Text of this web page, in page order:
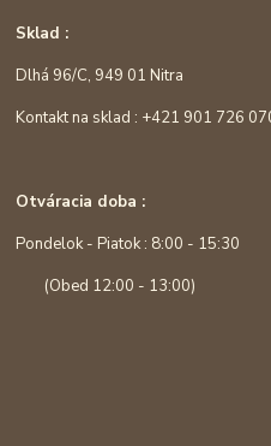
Sklad :
Dlhá 96/C, 949 01 Nitra
Kontakt na sklad : +421 901 726
Otváracia doba :
Pondelok - Piatok : 8:00 - 15:30
(Obed 12:00 - 13:00)